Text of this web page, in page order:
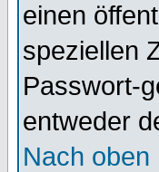
einen
speziellen
Passwort-
entweder
Nach oben